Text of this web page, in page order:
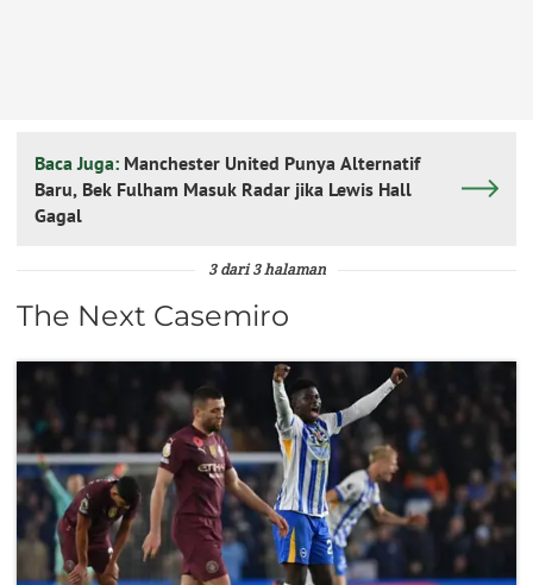
Baca Juga: Manchester United Punya Alternatif
Baru, Bek Fulham Masuk Radar jika Lewis Hall
Gagal
3 dari 3 halaman
The Next Casemiro